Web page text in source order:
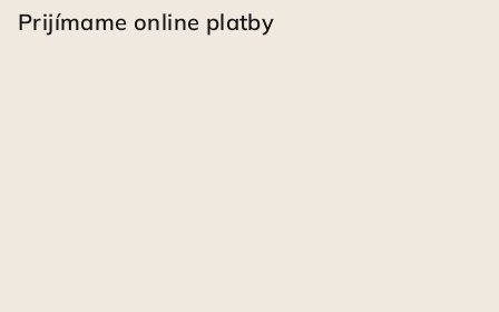
Prijímame online platby